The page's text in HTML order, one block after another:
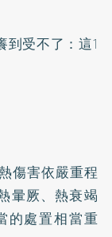
受不了：這1
傷害依嚴重程
暈厥、熱衰竭
的處置相當重